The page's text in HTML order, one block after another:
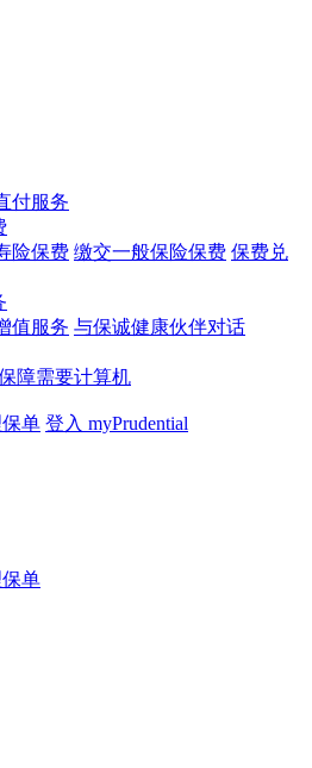
付服务
险保费 缴交一般保险保费 保费兑
值服务 与保诚健康伙伴对话
障需要计算机
保单 登入 myPrudential
保单